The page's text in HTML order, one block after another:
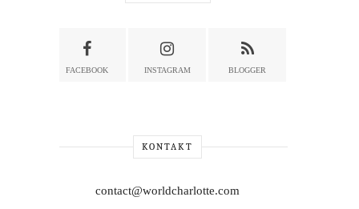
FACEBOOK INSTAGRAM BLOGGER
KONTAKT
contact@worldcharlotte.com